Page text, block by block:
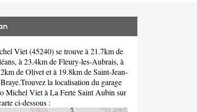
Viet (45240) se trouve à 21.7km de
à 23.4km de Fleury-les-Aubrais, à
de Olivet et à 19.8km de Saint-Jean-
la localisation du garage
Michel Viet à La Ferte Saint Aubin sur
ci-dessous :